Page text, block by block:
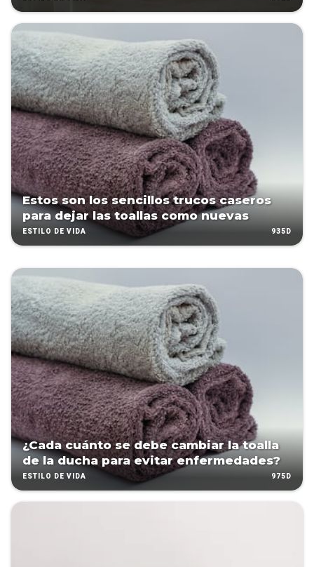
Estos son los sencillos trucos caseros
para dejar las toallas como nuevas
ESTILO DE VIDA 935D
¿Cada cuánto se debe cambiar la toalla
de la ducha para evitar enfermedades?
ESTILO DE VIDA 975D